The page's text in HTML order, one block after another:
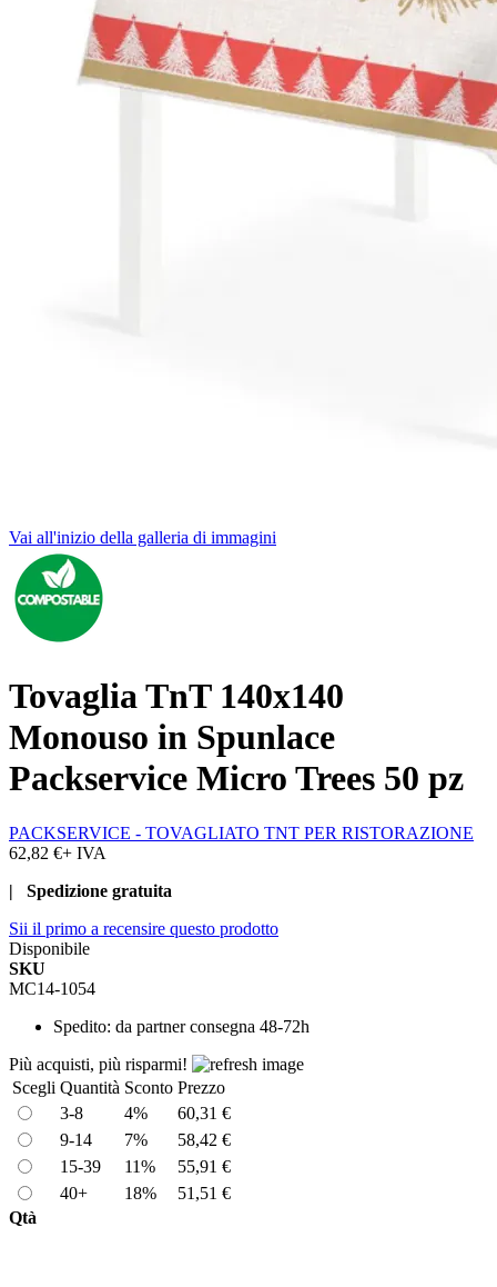
Vai all'inizio della galleria di immagini
Tovaglia TnT 140x140
Monouso in Spunlace
Packservice Micro Trees 50 pz
PACKSERVICE - TOVAGLIATO TNT PER RISTORAZIONE
62,82 €+ IVA
| Spedizione gratuita
Sii il primo a recensire questo prodotto
Disponibile
SKU
MC14-1054
Spedito: da partner consegna 48-72h
Più acquisti, più risparmi!
Scegli Quantità Sconto Prezzo
3-8
4%
60,31 €
9-14
7%
58,42 €
15-39
11%
55,91 €
40+
18%
51,51 €
Qtà